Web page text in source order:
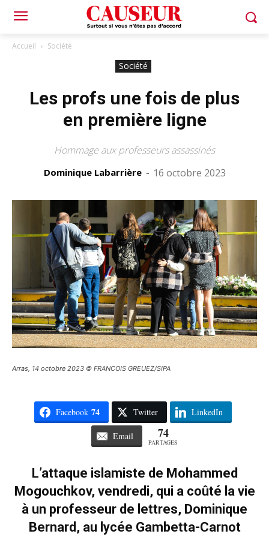
Accueil Société
Société
Les profs une fois de plus
en première ligne
Hommage aux professeurs assassinés
Dominique Labarrière - 16 octobre 2023
Arras, 14 octobre 2023 © FRANCOIS GREUEZ/SIPA
Facebook 74 Twitter LinkedIn
Email 74
PARTAGES
L’attaque islamiste de Mohammed
Mogouchkov, vendredi, qui a coûté la vie
à un professeur de lettres, Dominique
Bernard, au lycée Gambetta-Carnot